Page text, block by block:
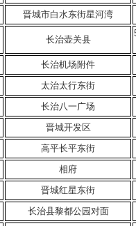
晋城市白水东街星河湾
长治壶关县
长治机场附件
太治太行东街
长治八一广场
晋城开发区
高平长平东街
相府
晋城红星东街
长治县黎都公园对面